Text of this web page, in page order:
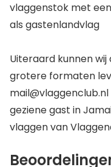
vlaggenstok met
als gastenlandvlag
Uiteraard kunnen
grotere formaten
geziene gast in
vlaggen van